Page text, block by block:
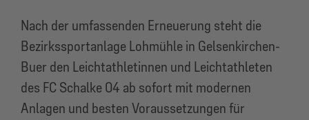
Nach der umfassenden Erneuerung steht die
Bezirkssportanlage Lohmühle in Gelsenkirchen-
Buer den Leichtathletinnen und Leichtathleten
des FC Schalke 04 ab sofort mit modernen
Anlagen und besten Voraussetzungen für